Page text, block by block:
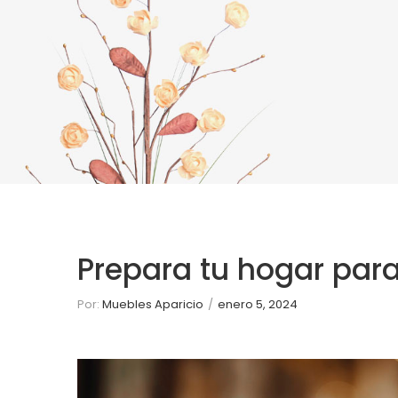
Prepara tu hogar
Por: Muebles Aparicio / enero 5, 2024